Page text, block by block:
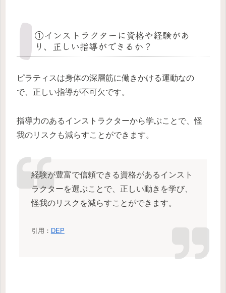
①インストラクターに資格や経験があ
り、正しい指導ができるか？
ピラティスは身体の深層筋に働きかける運動なの
で、正しい指導が不可欠です。
指導力のあるインストラクターから学ぶことで、怪
我のリスクも減らすことができます。
経験が豊富で信頼できる資格があるインスト
ラクターを選ぶことで、正しい動きを学び、
怪我のリスクを減らすことができます。
引用： DEP